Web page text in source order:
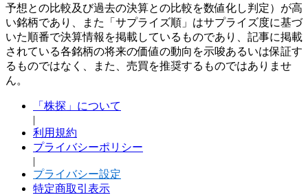
予想との比較及び過去の決算との比較を数値化し判定）が高
い銘柄であり、また「サプライズ順」はサプライズ度に基づ
いた順番で決算情報を掲載しているものであり、記事に掲載
されている各銘柄の将来の価値の動向を示唆あるいは保証す
るものではなく、また、売買を推奨するものではありませ
ん。
「株探」について
|
利用規約
プライバシーポリシー
|
プライバシー設定
特定商取引表示